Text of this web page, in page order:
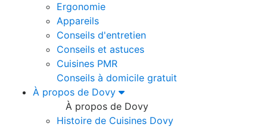
Ergonomie
Appareils
Conseils d'entretien
Conseils et astuces
Cuisines PMR
Conseils à domicile gratuit
À propos de Dovy
À propos de Dovy
Histoire de Cuisines Dovy